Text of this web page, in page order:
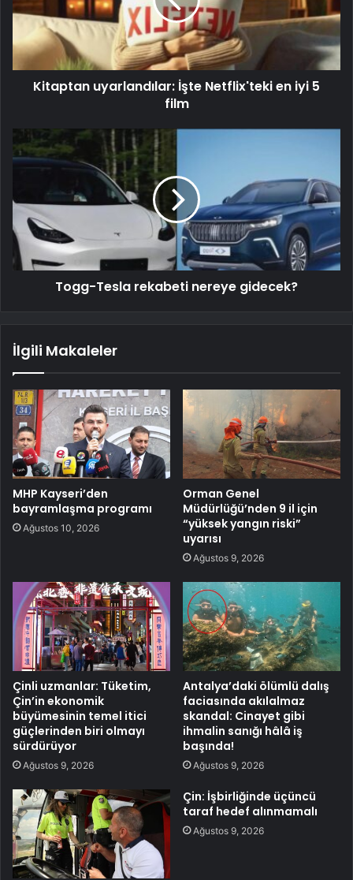
Kitaptan uyarlandılar: İşte Netflix'teki en iyi 5
film
Togg-Tesla rekabeti nereye gidecek?
İlgili Makaleler
MHP Kayseri’den
bayramlaşma programı
Ağustos 10, 2026
Orman Genel
Müdürlüğü’nden 9 il için
“yüksek yangın riski”
uyarısı
Ağustos 9, 2026
Çinli uzmanlar: Tüketim,
Çin’in ekonomik
büyümesinin temel itici
güçlerinden biri olmayı
sürdürüyor
Ağustos 9, 2026
Antalya’daki ölümlü dalış
faciasında akılalmaz
skandal: Cinayet gibi
ihmalin sanığı hâlâ iş
başında!
Ağustos 9, 2026
Çin: İşbirliğinde üçüncü
taraf hedef alınmamalı
Ağustos 9, 2026